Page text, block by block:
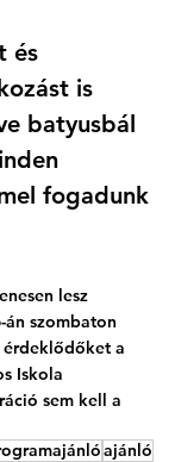
és
is
batyusbál
fogadunk
lesz
szombaton
érdeklődőket a
Iskola
sem kell a
ajánló